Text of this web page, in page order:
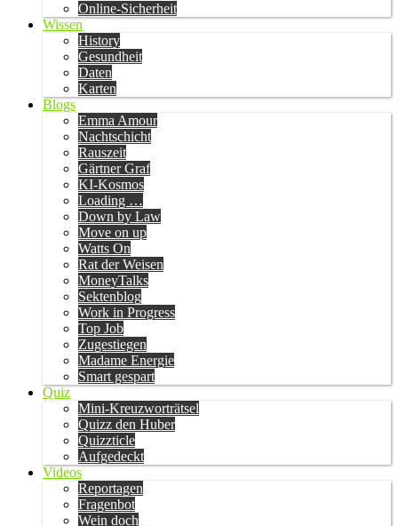
Online-Sicherheit
Wissen
History
Gesundheit
Daten
Karten
Blogs
Emma Amour
Nachtschicht
Rauszeit
Gärtner Graf
KI-Kosmos
Loading …
Down by Law
Move on up
Watts On
Rat der Weisen
MoneyTalks
Sektenblog
Work in Progress
Top Job
Zugestiegen
Madame Energie
Smart gespart
Quiz
Mini-Kreuzworträtsel
Quizz den Huber
Quizzticle
Aufgedeckt
Videos
Reportagen
Fragenbot
Wein doch